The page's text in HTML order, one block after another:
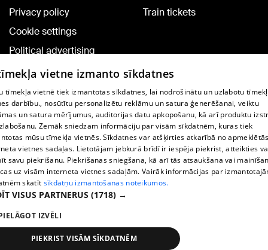
Privacy policy
Cookie settings
Political advertising
Cookie policy
Commenting terms
Train tickets
TV program
Contract rules
360 Ziņu kontakti
Helio Media
Vortal assistance service: e-mail -
All rights reserved.
vietne izmanto sīkdatnes
tīmekļa vietnē tiek izmantotas sīkdatnes, lai nodrošinātu un uzlabotu
darbību., nosūtītu personalizētu reklāmu un satura ģenerēšanai, veiktu
un satura mērījumus, auditorijas datu apkopošanu, kā arī produktu
Zemāk sniedzam informāciju par visām sīkdatnēm, kuras tiek
mūsu tīmekļa vietnēs. Sīkdatnes var atšķirties atkarībā no
vietnes sadaļas. Lietotājam jebkurā brīdī ir iespēja piekrist, atteikties
savu piekrišanu. Piekrišanas sniegšana, kā arī tās atsaukšana vai
uz visām interneta vietnes sadaļām. Vairāk informācijas par
skatīt sīkdatņu izmantošanas noteikumos.
VISUS PARTNERUS (1718) →
IZVĒLI
PIEKRIST VISĀM SĪKDATNĒM